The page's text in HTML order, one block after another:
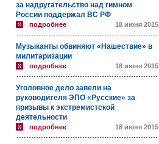
за надругательство над гимном
России поддержал ВС РФ
подробнее 18 июня 2015
Музыканты обвиняют «Нашествие» в
милитаризации
подробнее 18 июня 2015
Уголовное дело завели на
руководителя ЭПО «Русские» за
призывы к экстремистской
деятельности
подробнее 18 июня 2015